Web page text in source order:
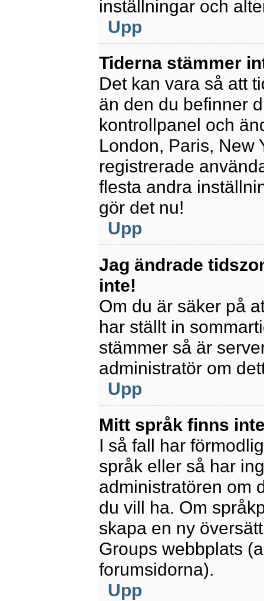
inställningar och
Upp
Tiderna stämmer
Det kan vara så att
än den du befinner
kontrollpanel och
London, Paris, New
registrerade
flesta andra
gör det nu!
Upp
Jag ändrade
inte!
Om du är säker på
har ställt in
stämmer så är
administratör om
Upp
Mitt språk finns
I så fall har
språk eller så har
administratören om
du vill ha. Om
skapa en ny
Groups webbplats
forumsidorna).
Upp